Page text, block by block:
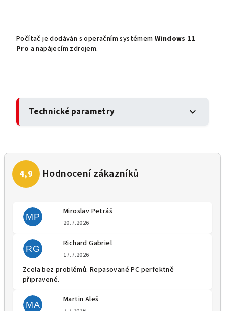
Počítač je dodáván s operačním systémem Windows 11
Pro a napájecím zdrojem.
Technické parametry expand_more
MP
Miroslav Petráš
20.7.2026
RG
Richard Gabriel
17.7.2026
Zcela bez problémů. Repasované PC perfektně
připravené.
MA
Martin Aleš